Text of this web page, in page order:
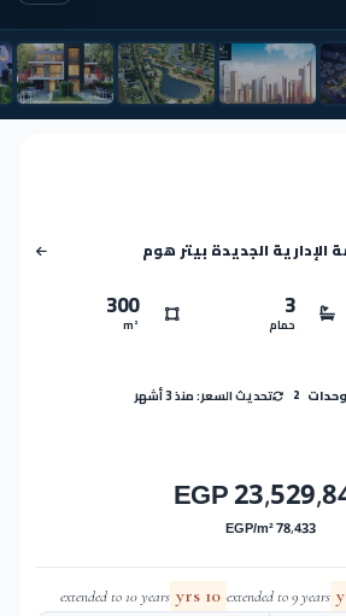
الإدارية الجديدة بيتر هوم
3
حمام
300
m²
2
تحديث السعر: منذ 3 أشهر
23,529,842
78,433 EGP/m²
extended to 9 years
10 yrs
extended to 10 years